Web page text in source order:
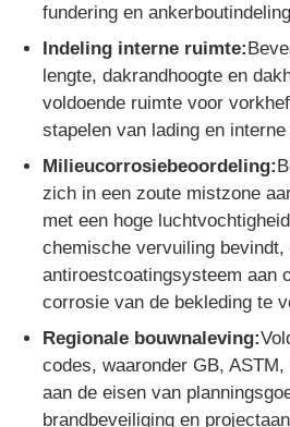
fundering en
Indeling interne ruimte:
lengte, dakrandhoogte en
voldoende ruimte voor
stapelen van lading en interne
Milieucorrosiebeoordeling:
zich in een zoute mistzone
met een hoge
chemische vervuiling bevindt,
antiroestcoatingsysteem aan
corrosie van de bekleding te
Regionale bouwnaleving:
codes, waaronder GB,
aan de eisen van
brandbeveiliging en